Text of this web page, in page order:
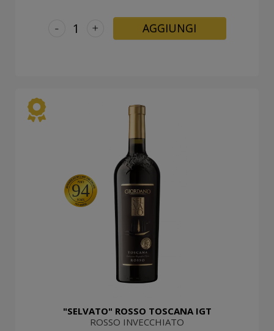
+
- AGGIUNGI
94
"SELVATO" ROSSO TOSCANA IGT
ROSSO INVECCHIATO